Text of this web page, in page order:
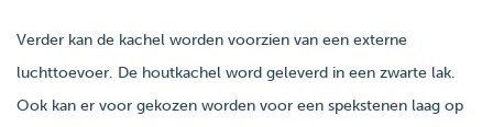
Verder kan de kachel worden voorzien van een externe
luchttoevoer. De houtkachel word geleverd in een zwarte lak.
Ook kan er voor gekozen worden voor een spekstenen laag op